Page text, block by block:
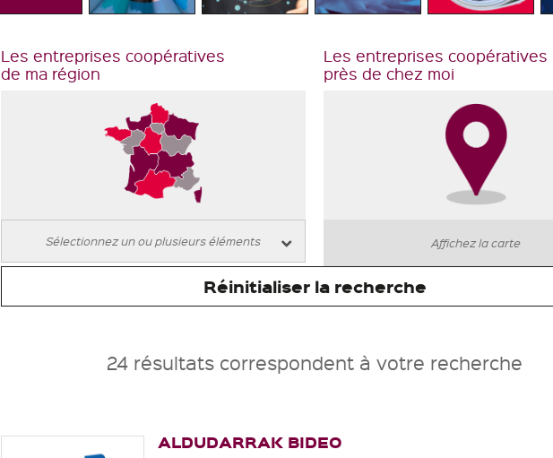
Les entreprises coopératives
de ma région
Les entreprises coopératives
près de chez moi
Affichez la carte
Réinitialiser la recherche
24 résultats correspondent à votre recherche
ALDUDARRAK BIDEO